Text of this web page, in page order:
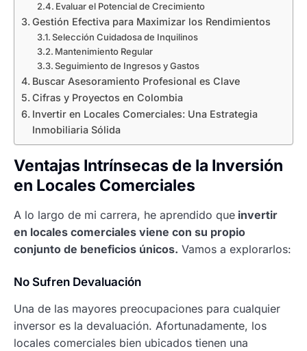
Evaluar el Potencial de Crecimiento
Gestión Efectiva para Maximizar los Rendimientos
Selección Cuidadosa de Inquilinos
Mantenimiento Regular
Seguimiento de Ingresos y Gastos
Buscar Asesoramiento Profesional es Clave
Cifras y Proyectos en Colombia
Invertir en Locales Comerciales: Una Estrategia
Inmobiliaria Sólida
Ventajas Intrínsecas de la Inversión
en Locales Comerciales
A lo largo de mi carrera, he aprendido que invertir
en locales comerciales viene con su propio
conjunto de beneficios únicos. Vamos a explorarlos:
No Sufren Devaluación
Una de las mayores preocupaciones para cualquier
inversor es la devaluación. Afortunadamente, los
locales comerciales bien ubicados tienen una